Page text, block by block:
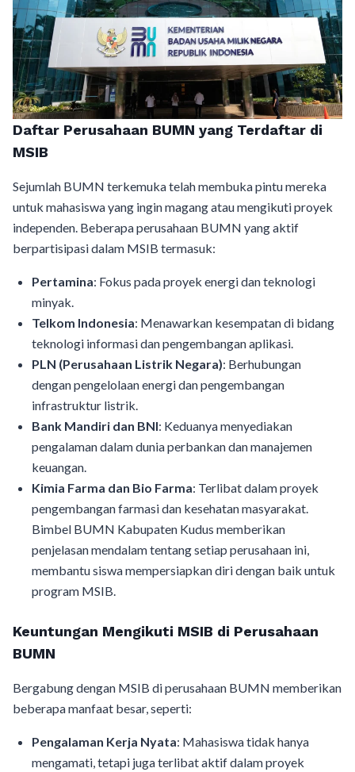
Daftar Perusahaan BUMN yang Terdaftar di
MSIB
Sejumlah BUMN terkemuka telah membuka pintu mereka
untuk mahasiswa yang ingin magang atau mengikuti proyek
independen. Beberapa perusahaan BUMN yang aktif
berpartisipasi dalam MSIB termasuk:
Pertamina: Fokus pada proyek energi dan teknologi
minyak.
Telkom Indonesia: Menawarkan kesempatan di bidang
teknologi informasi dan pengembangan aplikasi.
PLN (Perusahaan Listrik Negara): Berhubungan
dengan pengelolaan energi dan pengembangan
infrastruktur listrik.
Bank Mandiri dan BNI: Keduanya menyediakan
pengalaman dalam dunia perbankan dan manajemen
keuangan.
Kimia Farma dan Bio Farma: Terlibat dalam proyek
pengembangan farmasi dan kesehatan masyarakat.
Bimbel BUMN Kabupaten Kudus memberikan
penjelasan mendalam tentang setiap perusahaan ini,
membantu siswa mempersiapkan diri dengan baik untuk
program MSIB.
Keuntungan Mengikuti MSIB di Perusahaan
BUMN
Bergabung dengan MSIB di perusahaan BUMN memberikan
beberapa manfaat besar, seperti:
Pengalaman Kerja Nyata: Mahasiswa tidak hanya
mengamati, tetapi juga terlibat aktif dalam proyek